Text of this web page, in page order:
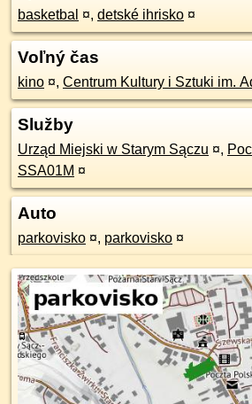
basketbal ¤, detské ihrisko ¤
Voľný čas
kino ¤, Centrum Kultury i Sztuki im.
Služby
Urząd Miejski w Starym Sączu ¤,
SSA01M ¤
Auto
parkovisko ¤, parkovisko ¤